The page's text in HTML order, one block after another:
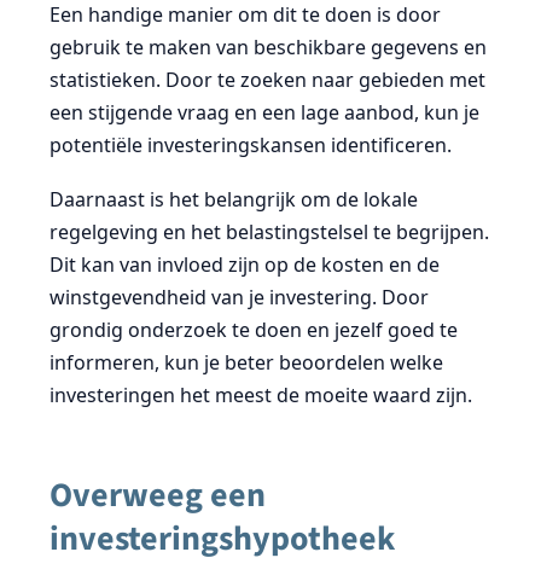
Een handige manier om dit te doen is door
gebruik te maken van beschikbare gegevens en
statistieken. Door te zoeken naar gebieden met
een stijgende vraag en een lage aanbod, kun je
potentiële investeringskansen identificeren.
Daarnaast is het belangrijk om de lokale
regelgeving en het belastingstelsel te begrijpen.
Dit kan van invloed zijn op de kosten en de
winstgevendheid van je investering. Door
grondig onderzoek te doen en jezelf goed te
informeren, kun je beter beoordelen welke
investeringen het meest de moeite waard zijn.
Overweeg een
investeringshypotheek